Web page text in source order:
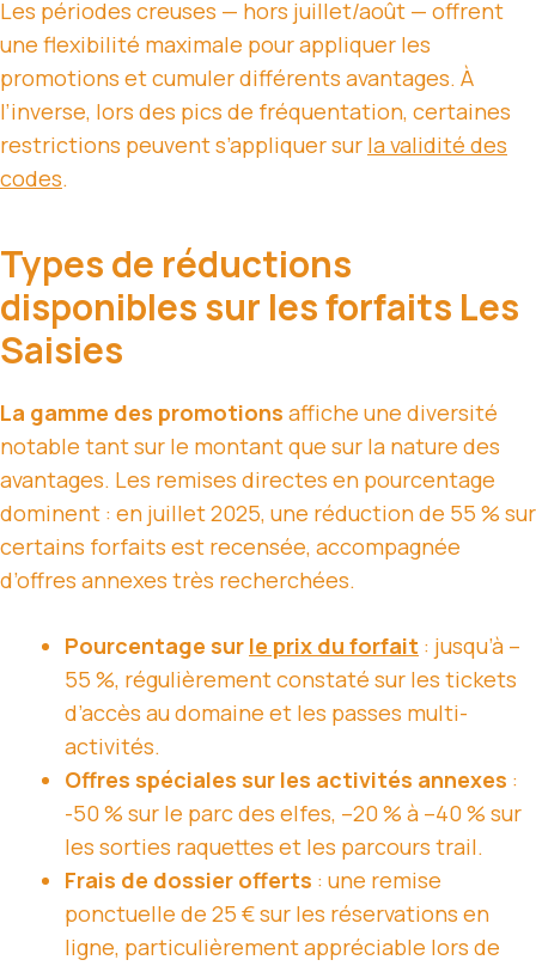
Les périodes creuses — hors juillet/août — offrent
une flexibilité maximale pour appliquer les
promotions et cumuler différents avantages. À
l’inverse, lors des pics de fréquentation, certaines
restrictions peuvent s’appliquer sur la validité des
codes.
Types de réductions
disponibles sur les forfaits Les
Saisies
La gamme des promotions affiche une diversité
notable tant sur le montant que sur la nature des
avantages. Les remises directes en pourcentage
dominent : en juillet 2025, une réduction de 55 % sur
certains forfaits est recensée, accompagnée
d’offres annexes très recherchées.
Pourcentage sur le prix du forfait : jusqu’à –
55 %, régulièrement constaté sur les tickets
d’accès au domaine et les passes multi-
activités.
Offres spéciales sur les activités annexes :
-50 % sur le parc des elfes, –20 % à –40 % sur
les sorties raquettes et les parcours trail.
Frais de dossier offerts : une remise
ponctuelle de 25 € sur les réservations en
ligne, particulièrement appréciable lors de